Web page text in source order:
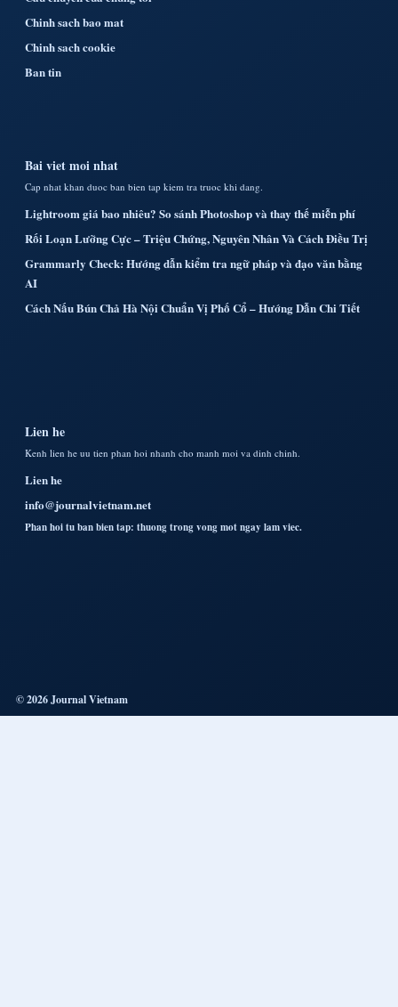
Chinh sach bao mat
Chinh sach cookie
Ban tin
Bai viet moi nhat
Cap nhat khan duoc ban bien tap kiem tra truoc khi dang.
Lightroom giá bao nhiêu? So sánh Photoshop và thay thế miễn phí
Rối Loạn Lưỡng Cực – Triệu Chứng, Nguyên Nhân Và Cách Điều Trị
Grammarly Check: Hướng dẫn kiểm tra ngữ pháp và đạo văn bằng
AI
Cách Nấu Bún Chả Hà Nội Chuẩn Vị Phố Cổ – Hướng Dẫn Chi Tiết
Lien he
Kenh lien he uu tien phan hoi nhanh cho manh moi va dinh chinh.
Lien he
info@journalvietnam.net
Phan hoi tu ban bien tap: thuong trong vong mot ngay lam viec.
© 2026 Journal Vietnam